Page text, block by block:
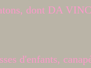
dont DA
d'enfants,